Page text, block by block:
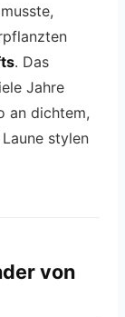
. Das
Jahre
an dichtem,
stylen
von